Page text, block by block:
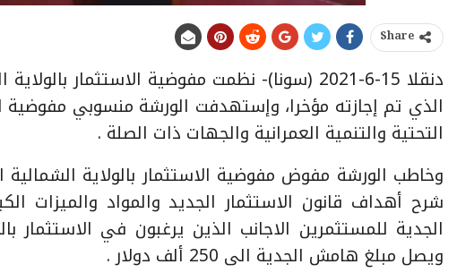
Share
دنقلا 15-6-2021 (سونا)- نظمت مفوضية الاستثمار
الذي تم إجازته مؤخرا، وإستهدفت الورشة منسوبي مفوضية
التحتية والتنمية العمرانية والجهات ذات الصلة .
وخاطب الورشة مفوض مفوضية الاستثمار بالولاية
شرح أهداف قانون الاستثمار الجديد والمواد والميزات
الجدية للمستثمرين الاجانب الذين يرغبون في الاستثمار
ويصل مبلغ هامش الجدية الى 250 ألف دولار .